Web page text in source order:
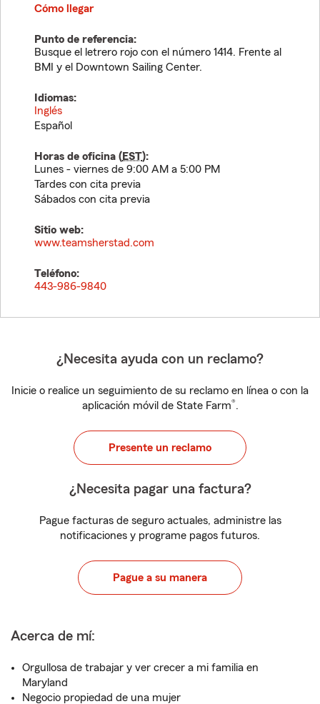
Cómo llegar
Punto de referencia:
Busque el letrero rojo con el número 1414. Frente al
BMI y el Downtown Sailing Center.
Idiomas:
Inglés
Español
Horas de oficina (EST):
Lunes - viernes de 9:00 AM a 5:00 PM
Tardes con cita previa
Sábados con cita previa
Sitio web:
www.teamsherstad.com
Teléfono:
443-986-9840
¿Necesita ayuda con un reclamo?
Inicie o realice un seguimiento de su reclamo en línea o con la
aplicación móvil de State Farm®.
Presente un reclamo
¿Necesita pagar una factura?
Pague facturas de seguro actuales, administre las
notificaciones y programe pagos futuros.
Pague a su manera
Acerca de mí:
Orgullosa de trabajar y ver crecer a mi familia en
Maryland
Negocio propiedad de una mujer